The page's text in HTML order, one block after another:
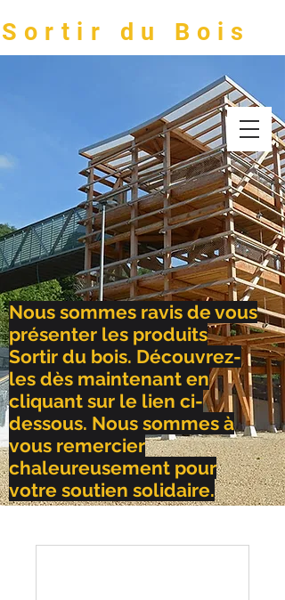
Sortir du Bois
Nous sommes ravis de vous
présenter les produits
Sortir du bois. Découvrez-
les dès maintenant en
cliquant sur le lien ci-
dessous. Nous sommes à
vous remercier
chaleureusement pour
votre soutien solidaire.